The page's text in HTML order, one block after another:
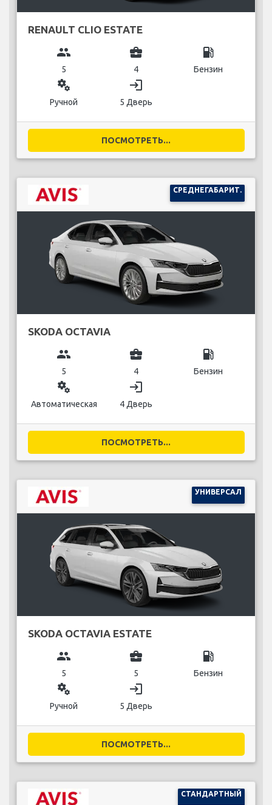
RENAULT CLIO ESTATE
group
5
business_center
4
local_gas_station
Бензин
miscellaneous_services
Ручной
login
5 Дверь
ПОСМОТРЕТЬ...
СРЕДНЕГАБАРИТ.
SKODA OCTAVIA
group
5
business_center
4
local_gas_station
Бензин
miscellaneous_services
Автоматическая
login
4 Дверь
ПОСМОТРЕТЬ...
УНИВЕРСАЛ
SKODA OCTAVIA ESTATE
group
5
business_center
5
local_gas_station
Бензин
miscellaneous_services
Ручной
login
5 Дверь
ПОСМОТРЕТЬ...
СТАНДАРТНЫЙ